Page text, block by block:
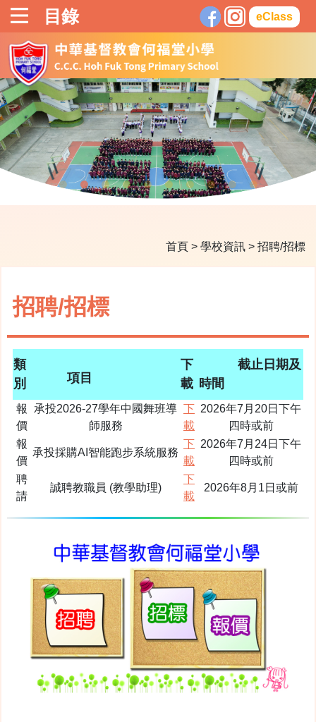
目錄 eClass
首頁 > 學校資訊 > 招聘/招標
招聘/招標
類
別
項目
下
載
截止日期及
時間
報
價
承投2026-27學年中國舞班導
師服務
下
載
2026年7月20日下午
四時或前
報
價
承投採購AI智能跑步系統服務
下
載
2026年7月24日下午
四時或前
聘
請
誠聘教職員 (教學助理)
下
載
2026年8月1日或前